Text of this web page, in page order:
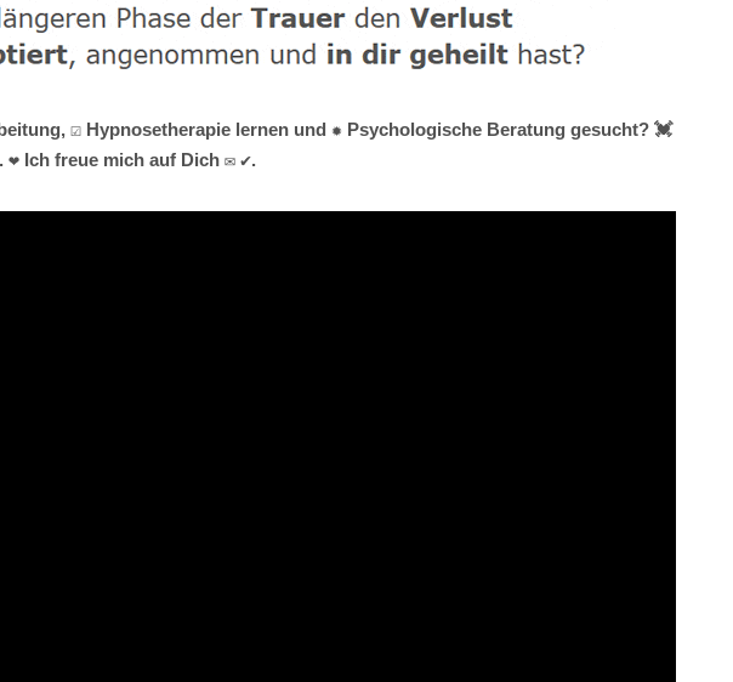
☑️ Hypnosetherapie lernen und ✹ Psychologische Beratung gesucht? 💓️
Ich freue mich auf Dich ✉ ✔.